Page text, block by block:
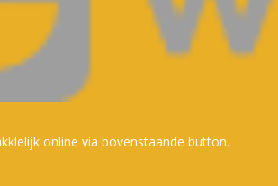
online via bovenstaande button.